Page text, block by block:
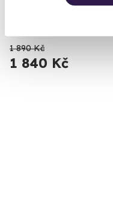
Masáž pro těhotné -
1 890 Kč
1 840 Kč